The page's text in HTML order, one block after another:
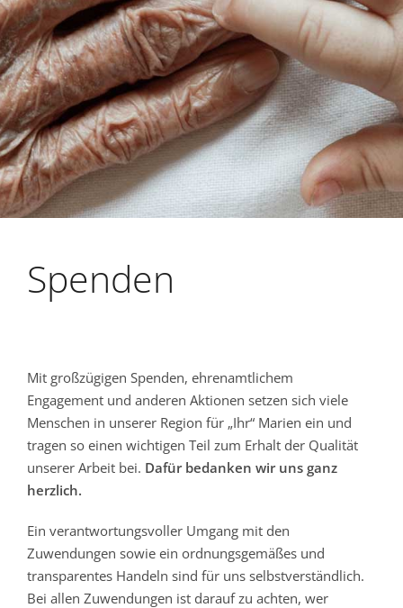
IM NOTFALL
Spenden
Mit großzügigen Spenden, ehrenamtlichem
Engagement und anderen Aktionen setzen sich viele
Menschen in unserer Region für „Ihr“ Marien ein und
tragen so einen wichtigen Teil zum Erhalt der Qualität
unserer Arbeit bei. Dafür bedanken wir uns ganz
herzlich.
Ein verantwortungsvoller Umgang mit den
Zuwendungen sowie ein ordnungsgemäßes und
transparentes Handeln sind für uns selbstverständlich.
Bei allen Zuwendungen ist darauf zu achten, wer